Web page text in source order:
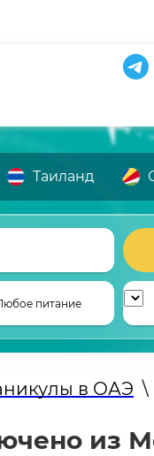
Таиланд
питание
в ОАЭ \
из